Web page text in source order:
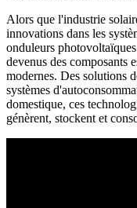
Alors que l'industrie
innovations dans les
onduleurs
devenus des composants
modernes. Des solutions
systèmes
domestique, ces
génèrent, stockent et